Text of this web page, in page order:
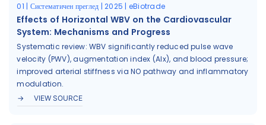
01 | Систематичен преглед | 2025 | eBiotrade
Effects of Horizontal WBV on the Cardiovascular
System: Mechanisms and Progress
Systematic review: WBV significantly reduced pulse wave
velocity (PWV), augmentation index (AIx), and blood pressure;
improved arterial stiffness via NO pathway and inflammatory
modulation.
VIEW SOURCE